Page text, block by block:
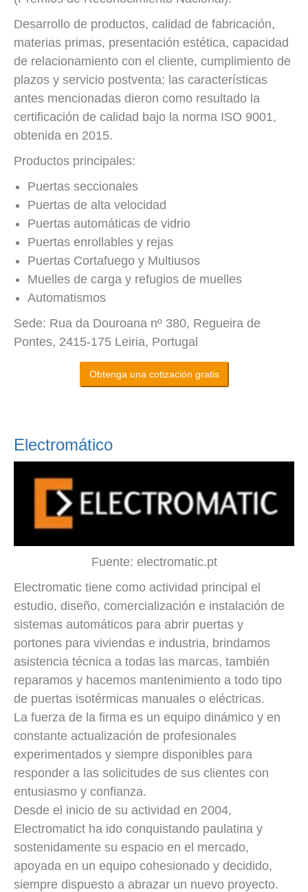
Desarrollo de productos, calidad de fabricación,
materias primas, presentación estética, capacidad
de relacionamiento con el cliente, cumplimiento de
plazos y servicio postventa; las características
antes mencionadas dieron como resultado la
certificación de calidad bajo la norma ISO 9001,
obtenida en 2015.
Productos principales:
Puertas seccionales
Puertas de alta velocidad
Puertas automáticas de vidrio
Puertas enrollables y rejas
Puertas Cortafuego y Multiusos
Muelles de carga y refugios de muelles
Automatismos
Sede: Rua da Douroana nº 380, Regueira de
Pontes, 2415-175 Leiria, Portugal
Obtenga una cotización gratis
Electromático
Fuente: electromatic.pt
Electromatic tiene como actividad principal el
estudio, diseño, comercialización e instalación de
sistemas automáticos para abrir puertas y
portones para viviendas e industria, brindamos
asistencia técnica a todas las marcas, también
reparamos y hacemos mantenimiento a todo tipo
de puertas isotérmicas manuales o eléctricas.
La fuerza de la firma es un equipo dinámico y en
constante actualización de profesionales
experimentados y siempre disponibles para
responder a las solicitudes de sus clientes con
entusiasmo y confianza.
Desde el inicio de su actividad en 2004,
Electromatict ha ido conquistando paulatina y
sostenidamente su espacio en el mercado,
apoyada en un equipo cohesionado y decidido,
siempre dispuesto a abrazar un nuevo proyecto.